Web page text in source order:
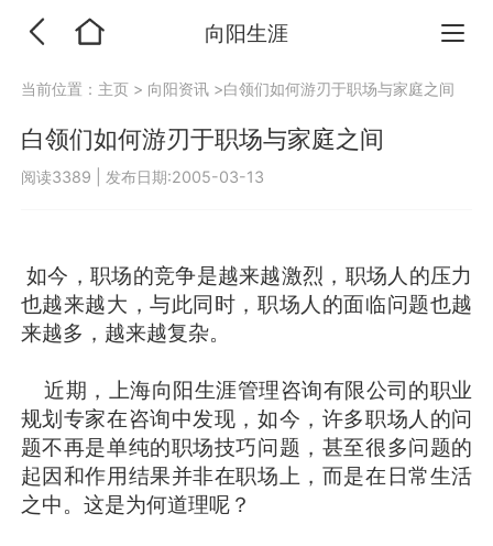
向阳生涯
当前位置： 主页 > 向阳资讯 >白领们如何游刃于职场与家庭之间
白领们如何游刃于职场与家庭之间
阅读3389 发布日期:2005-03-13
如今，职场的竞争是越来越激烈，职场人的压力
也越来越大，与此同时，职场人的面临问题也越
来越多，越来越复杂。
近期，上海向阳生涯管理咨询有限公司的职业
规划专家在咨询中发现，如今，许多职场人的问
题不再是单纯的职场技巧问题，甚至很多问题的
起因和作用结果并非在职场上，而是在日常生活
之中。这是为何道理呢？